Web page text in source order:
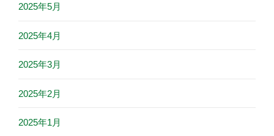
2025年5月
2025年4月
2025年3月
2025年2月
2025年1月